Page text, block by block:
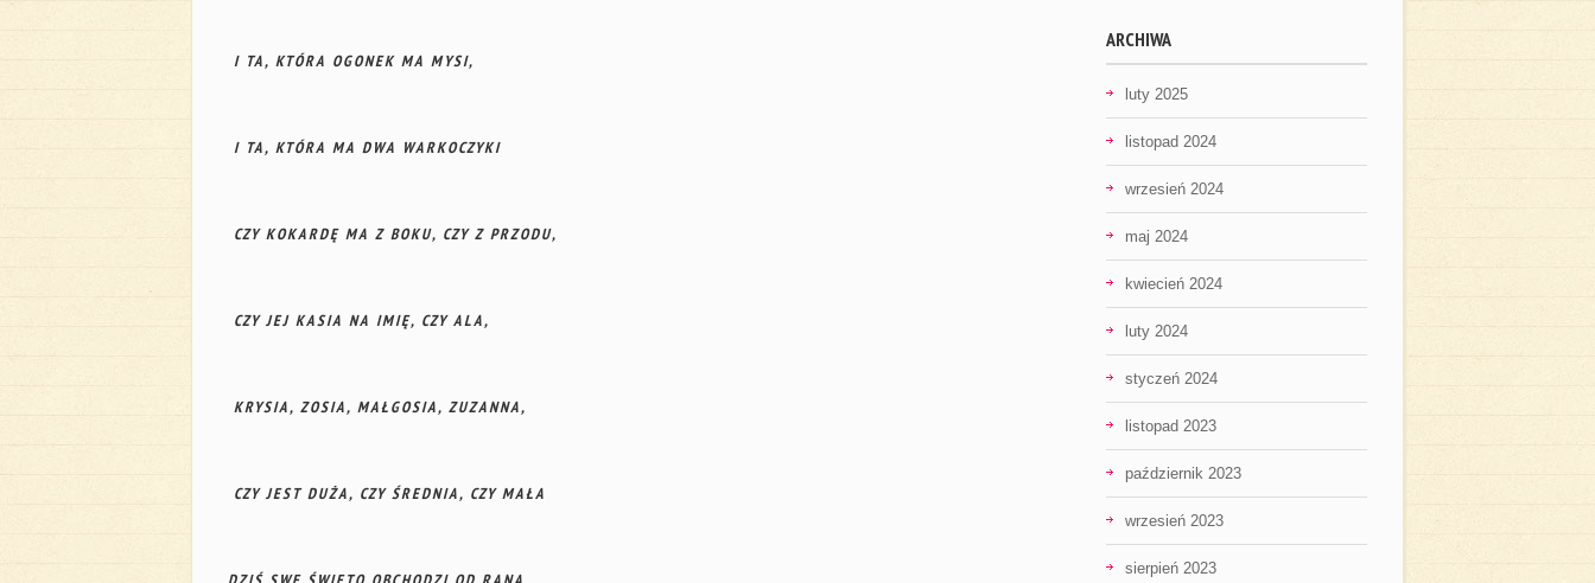
I TA, KTÓRA OGONEK MA MYSI,
I TA, KTÓRA MA DWA WARKOCZYKI
CZY KOKARDĘ MA Z BOKU, CZY Z PRZODU,
CZY JEJ KASIA NA IMIĘ, CZY ALA,
KRYSIA, ZOSIA, MAŁGOSIA, ZUZANNA,
CZY JEST DUŻA, CZY ŚREDNIA, CZY MAŁA ­
ARCHIWA
luty 2025
listopad 2024
wrzesień 2024
maj 2024
kwiecień 2024
luty 2024
styczeń 2024
listopad 2023
październik 2023
wrzesień 2023
sierpień 2023